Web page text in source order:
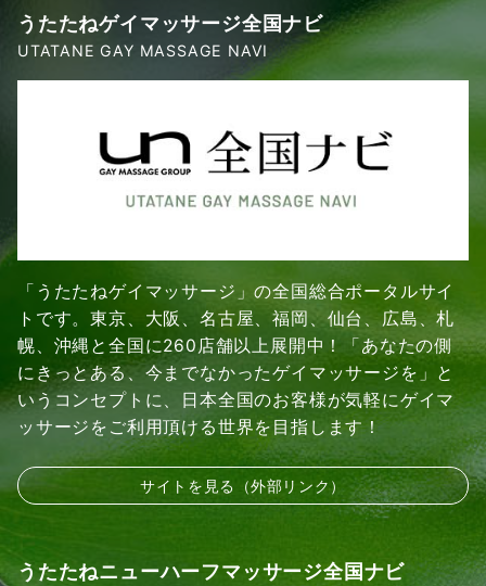
うたたねゲイマッサージ全国ナビ
UTATANE GAY MASSAGE NAVI
「うたたねゲイマッサージ」の全国総合ポータルサイ
トです。東京、大阪、名古屋、福岡、仙台、広島、札
幌、沖縄と全国に260店舗以上展開中！「あなたの側
にきっとある、今までなかったゲイマッサージを」と
いうコンセプトに、日本全国のお客様が気軽にゲイマ
ッサージをご利用頂ける世界を目指します！
サイトを見る（外部リンク）
うたたねニューハーフマッサージ全国ナビ